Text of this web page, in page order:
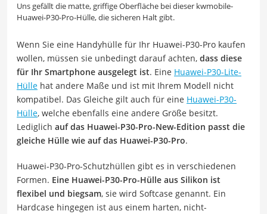
Uns gefällt die matte, griffige Oberfläche bei dieser kwmobile-
Huawei-P30-Pro-Hülle, die sicheren Halt gibt.
Wenn Sie eine Handyhülle für Ihr Huawei-P30-Pro kaufen
wollen, müssen sie unbedingt darauf achten, dass diese
für Ihr Smartphone ausgelegt ist. Eine Huawei-P30-Lite-
Hülle hat andere Maße und ist mit Ihrem Modell nicht
kompatibel. Das Gleiche gilt auch für eine Huawei-P30-
Hülle, welche ebenfalls eine andere Größe besitzt.
Lediglich auf das Huawei-P30-Pro-New-Edition passt die
gleiche Hülle wie auf das Huawei-P30-Pro.
Huawei-P30-Pro-Schutzhüllen gibt es in verschiedenen
Formen. Eine Huawei-P30-Pro-Hülle aus Silikon ist
flexibel und biegsam, sie wird Softcase genannt. Ein
Hardcase hingegen ist aus einem harten, nicht-